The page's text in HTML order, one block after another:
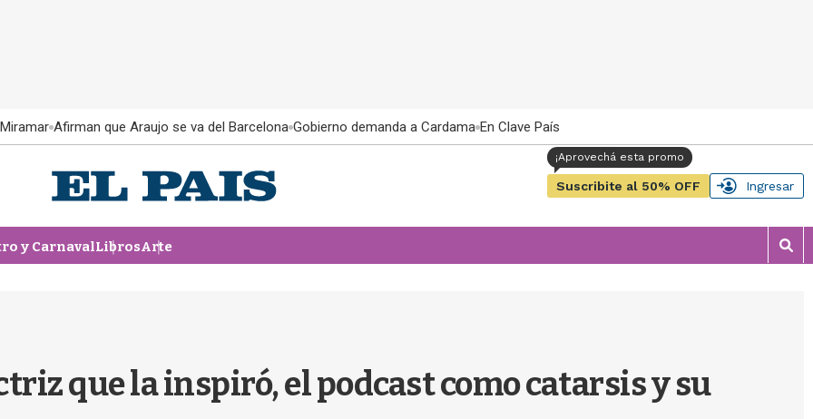
Afirman que Araujo se va del Barcelona Gobierno demanda a Cardama En Clave País
Suscribite al 50% OFF Ingresar
y CarnavalLibrosArte
M
o
que la inspiró, el podcast como catarsis y su